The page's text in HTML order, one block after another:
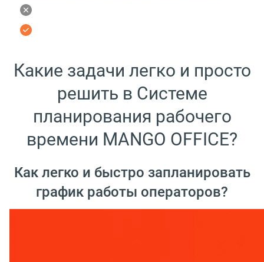
Какие задачи легко и просто
решить в Системе
планирования рабочего
времени MANGO OFFICE?
Как легко и быстро запланировать
график работы операторов?